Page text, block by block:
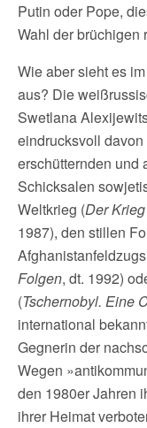
Putin oder Pope,
Wahl der brüchigen
Wie aber sieht es
aus? Die
Swetlana
eindrucksvoll
erschütternden und
Schicksalen
Weltkrieg (Der
1987), den stillen
Folgen, dt. 1992)
(Tschernobyl. Eine
international
Gegnerin der
Wegen
den 1980er Jahren
ihrer Heimat